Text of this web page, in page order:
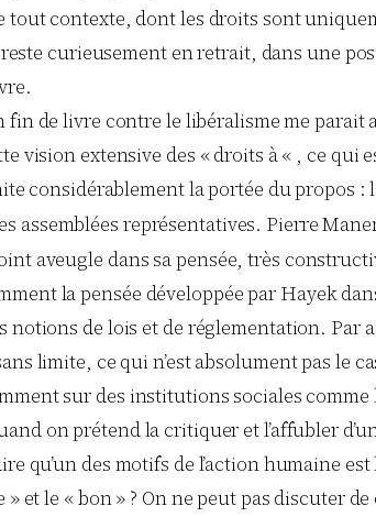
contexte, dont les droits sont
curieusement en retrait, dans une
fin de livre contre le libéralisme me
vision extensive des « droits à « , ce qui
considérablement la portée du propos
assemblées représentatives. Pierre
aveugle dans sa pensée, très
la pensée développée par Hayek
notions de lois et de réglementation.
limite, ce qui n’est absolument pas le
sur des institutions sociales
on prétend la critiquer et l’affubler
qu’un des motifs de l’action humaine
et le « bon » ? On ne peut pas discuter